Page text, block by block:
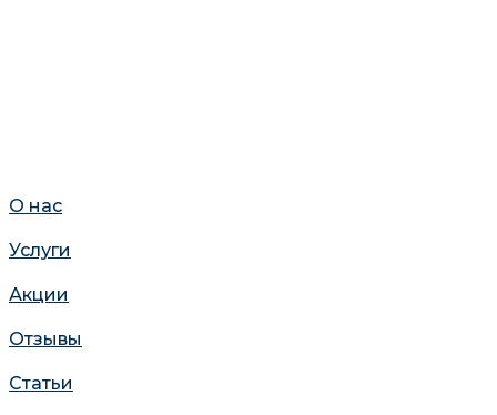
О нас
Услуги
Акции
Отзывы
Статьи